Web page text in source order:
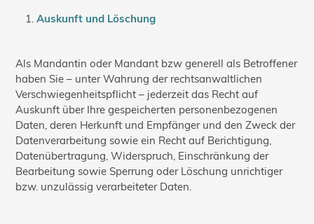
Auskunft und Löschung
Als Mandantin oder Mandant bzw generell als Betroffener
haben Sie – unter Wahrung der rechtsanwaltlichen
Verschwiegenheitspflicht – jederzeit das Recht auf
Auskunft über Ihre gespeicherten personenbezogenen
Daten, deren Herkunft und Empfänger und den Zweck der
Datenverarbeitung sowie ein Recht auf Berichtigung,
Datenübertragung, Widerspruch, Einschränkung der
Bearbeitung sowie Sperrung oder Löschung unrichtiger
bzw. unzulässig verarbeiteter Daten.